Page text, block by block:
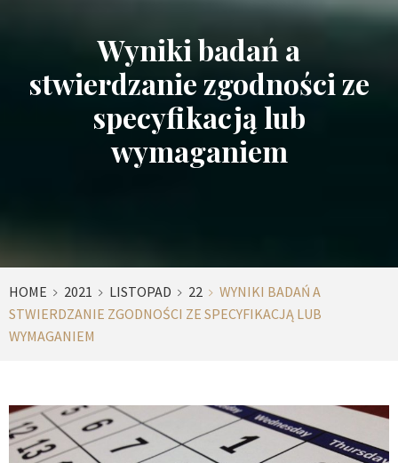
Wyniki badań a
stwierdzanie zgodności ze
specyfikacją lub
wymaganiem
HOME 2021 LISTOPAD 22
WYNIKI BADAŃ A
STWIERDZANIE ZGODNOŚCI ZE SPECYFIKACJĄ LUB
WYMAGANIEM